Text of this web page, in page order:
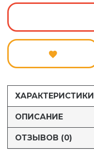
ХАРАКТЕРИСТИКИ
ОПИСАНИЕ
ОТЗЫВОВ (0)